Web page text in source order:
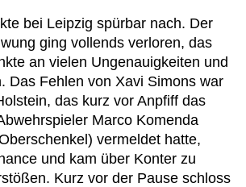
bei Leipzig spürbar nach. Der
ging vollends verloren, das
an vielen Ungenauigkeiten und
Das Fehlen von Xavi Simons war
das kurz vor Anpfiff das
Marco Komenda
vermeldet hatte,
und kam über Konter zu
Kurz vor der Pause schloss